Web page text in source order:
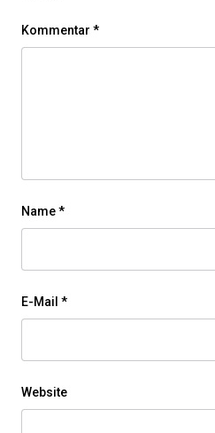
Kommentar *
Name*
E-Mail *
Website